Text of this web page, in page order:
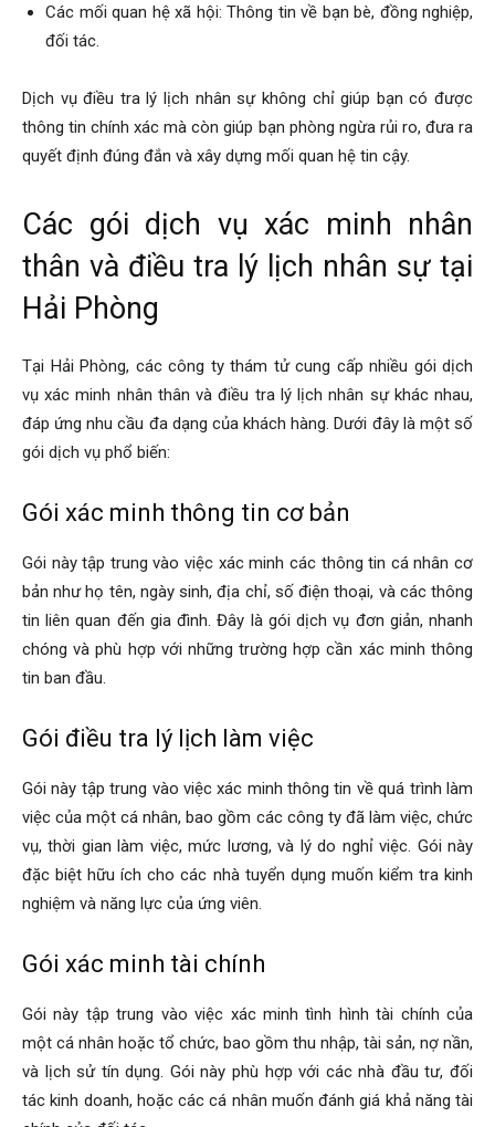
phòng,
dịch
phòng,
thám
giss,
Các mối quan hệ xã hội: Thông tin về bạn bè, đồng nghiệp,
đối tác.
Dịch vụ điều tra lý lịch nhân sự không chỉ giúp bạn có được
thông tin chính xác mà còn giúp bạn phòng ngừa rủi ro, đưa ra
quyết định đúng đắn và xây dựng mối quan hệ tin cậy.
Các gói dịch vụ xác minh nhân
thân và điều tra lý lịch nhân sự tại
Hải Phòng
Tại Hải Phòng, các công ty thám tử cung cấp nhiều gói dịch
vụ xác minh nhân thân và điều tra lý lịch nhân sự khác nhau,
đáp ứng nhu cầu đa dạng của khách hàng. Dưới đây là một số
gói dịch vụ phổ biến:
Gói xác minh thông tin cơ bản
Gói này tập trung vào việc xác minh các thông tin cá nhân cơ
bản như họ tên, ngày sinh, địa chỉ, số điện thoại, và các thông
tin liên quan đến gia đình. Đây là gói dịch vụ đơn giản, nhanh
chóng và phù hợp với những trường hợp cần xác minh thông
tin ban đầu.
Gói điều tra lý lịch làm việc
Gói này tập trung vào việc xác minh thông tin về quá trình làm
việc của một cá nhân, bao gồm các công ty đã làm việc, chức
vụ, thời gian làm việc, mức lương, và lý do nghỉ việc. Gói này
đặc biệt hữu ích cho các nhà tuyển dụng muốn kiểm tra kinh
nghiệm và năng lực của ứng viên.
Gói xác minh tài chính
Gói này tập trung vào việc xác minh tình hình tài chính của
một cá nhân hoặc tổ chức, bao gồm thu nhập, tài sản, nợ nần,
và lịch sử tín dụng. Gói này phù hợp với các nhà đầu tư, đối
tác kinh doanh, hoặc các cá nhân muốn đánh giá khả năng tài